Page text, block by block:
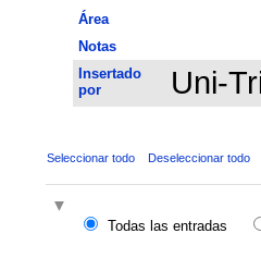
Área
Notas
Insertado
por
Uni-
Seleccionar todo Deseleccionar todo
Todas las entradas